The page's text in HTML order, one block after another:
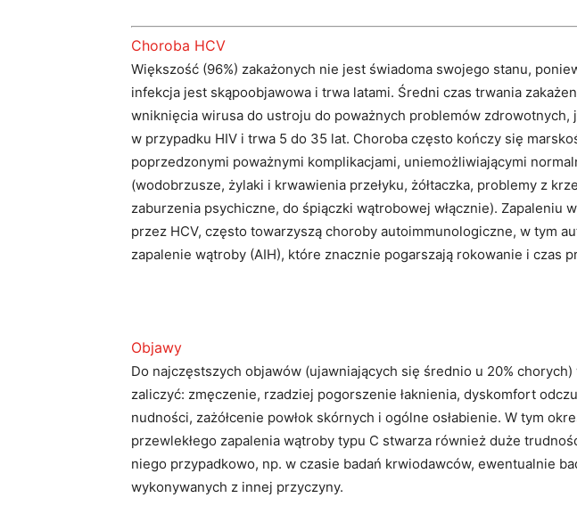
Choroba HCV
Większość (96%) zakażonych nie jest świadoma swojego stanu,
infekcja jest skąpoobjawowa i trwa latami. Średni czas trwania
wniknięcia wirusa do ustroju do poważnych problemów zdrowotnych,
w przypadku HIV i trwa 5 do 35 lat. Choroba często kończy się
poprzedzonymi poważnymi komplikacjami, uniemożliwiającymi
(wodobrzusze, żylaki i krwawienia przełyku, żółtaczka, problemy z
zaburzenia psychiczne, do śpiączki wątrobowej włącznie). Zapaleniu
przez HCV, często towarzyszą choroby autoimmunologiczne, w tym
zapalenie wątroby (AIH), które znacznie pogarszają rokowanie i czas
Objawy
Do najczęstszych objawów (ujawniających się średnio u 20%
zaliczyć: zmęczenie, rzadziej pogorszenie łaknienia, dyskomfort
nudności, zażółcenie powłok skórnych i ogólne osłabienie. W tym
przewlekłego zapalenia wątroby typu C stwarza również duże
niego przypadkowo, np. w czasie badań krwiodawców, ewentualnie
wykonywanych z innej przyczyny.